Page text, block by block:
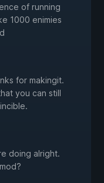
of running
1000 enimies
for makingit.
you can still
doing alright.